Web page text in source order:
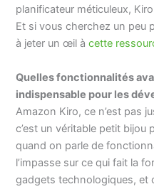
planificateur méticuleux,
Et si vous cherchez un peu
à jeter un œil àcette
Quelles fonctionnalités
indispensable pour les
Amazon Kiro, ce n’est pas
c’est un véritable petit bijou
quand on parle de
l’impasse sur ce qui fait la
gadgets technologiques, et